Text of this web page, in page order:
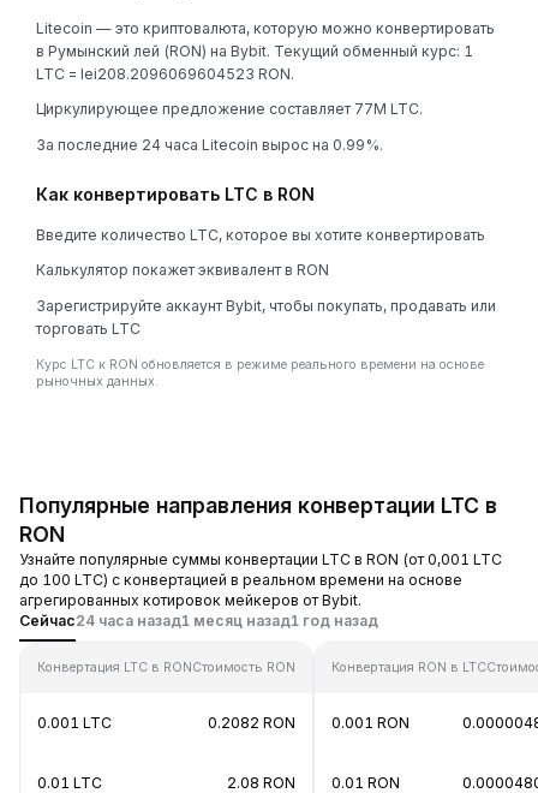
Litecoin — это криптовалюта, которую можно конвертировать
в Румынский лей (RON) на Bybit. Текущий обменный курс: 1
LTC = lei208.2096069604523 RON.
Циркулирующее предложение составляет 77M LTC.
За последние 24 часа Litecoin вырос на 0.99%.
Как конвертировать LTC в RON
Введите количество LTC, которое вы хотите конвертировать
Калькулятор покажет эквивалент в RON
Зарегистрируйте аккаунт Bybit, чтобы покупать, продавать или
торговать LTC
Курс LTC к RON обновляется в режиме реального времени на основе
рыночных данных.
Популярные направления конвертации LTC в
RON
Узнайте популярные суммы конвертации LTC в RON (от 0,001 LTC
до 100 LTC) с конвертацией в реальном времени на основе
агрегированных котировок мейкеров от Bybit.
Сейчас24 часа назад1 месяц назад1 год назад
Конвертация LTC в RONСтоимость RON
0.001 LTC 0.2082 RON
0.01 LTC 2.08 RON
Конвертация RON в LTC
0.001 RON
0.01 RON